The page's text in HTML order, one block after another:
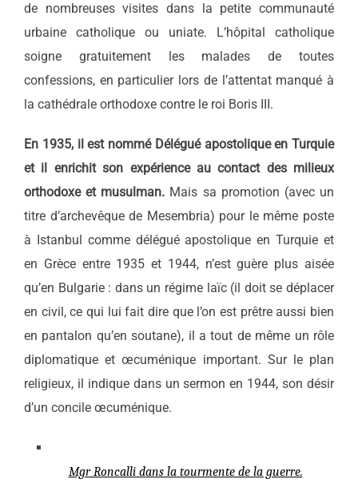
de nombreuses visites dans la petite communauté
urbaine catholique ou uniate. L’hôpital catholique
soigne gratuitement les malades de toutes
confessions, en particulier lors de l’attentat manqué à
la cathédrale orthodoxe contre le roi Boris III.
En 1935, il est nommé Délégué apostolique en Turquie
et il enrichit son expérience au contact des milieux
orthodoxe et musulman. Mais sa promotion (avec un
titre d’archevêque de Mesembria) pour le même poste
à Istanbul comme délégué apostolique en Turquie et
en Grèce entre 1935 et 1944, n’est guère plus aisée
qu’en Bulgarie : dans un régime laïc (il doit se déplacer
en civil, ce qui lui fait dire que l’on est prêtre aussi bien
en pantalon qu’en soutane), il a tout de même un rôle
diplomatique et œcuménique important. Sur le plan
religieux, il indique dans un sermon en 1944, son désir
d’un concile œcuménique.
Mgr Roncalli dans la tourmente de la guerre.